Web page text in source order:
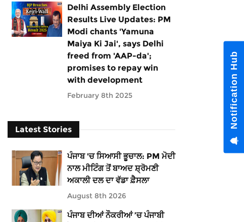
Delhi Assembly Election
Results Live Updates: PM
Modi chants 'Yamuna
Maiya Ki Jai', says Delhi
freed from 'AAP-da';
promises to repay win
with development
February 8th 2025
Latest Stories
ਪੰਜਾਬ 'ਚ ਸਿਆਸੀ ਭੂਚਾਲ: PM ਮੋਦੀ
ਨਾਲ ਮੀਟਿੰਗ ਤੋਂ ਬਾਅਦ ਸ਼੍ਰੋਮਣੀ
ਅਕਾਲੀ ਦਲ ਦਾ ਵੱਡਾ ਫ਼ੈਸਲਾ
August 8th 2026
ਪੰਜਾਬ ਦੀਆਂ ਨੌਕਰੀਆਂ ’ਚ ਪੰਜਾਬੀ
Notification Hub